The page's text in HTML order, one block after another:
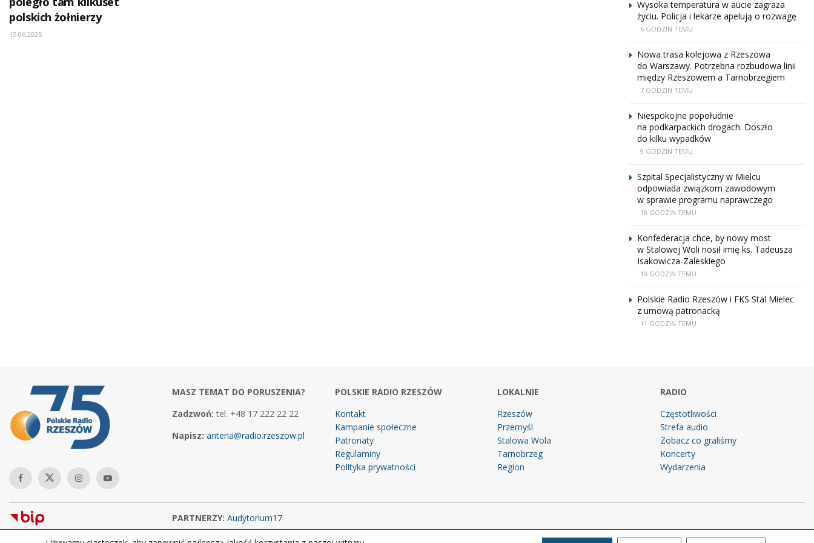
polskich żołnierzy
15.06.2025
Wysoka temperatura w aucie zagraża
życiu. Policja i lekarze apelują o rozwagę
6 GODZIN TEMU
Nowa trasa kolejowa z Rzeszowa
do Warszawy. Potrzebna rozbudowa linii
między Rzeszowem a Tarnobrzegiem
7 GODZIN TEMU
Niespokojne popołudnie
na podkarpackich drogach. Doszło
do kilku wypadków
9 GODZIN TEMU
Szpital Specjalistyczny w Mielcu
odpowiada związkom zawodowym
w sprawie programu naprawczego
10 GODZIN TEMU
Konfederacja chce, by nowy most
w Stalowej Woli nosił imię ks. Tadeusza
Isakowicza-Zaleskiego
10 GODZIN TEMU
Polskie Radio Rzeszów i FKS Stal Mielec
z umową patronacką
11 GODZIN TEMU
MASZ TEMAT DO PORUSZENIA?
Zadzwoń: tel. +48 17 222 22 22
Napisz: antena@radio.rzeszow.pl
POLSKIE RADIO RZESZÓW
Kontakt
Kampanie społeczne
Patronaty
Regulaminy
Polityka prywatności
LOKALNIE
Rzeszów
Przemyśl
Stalowa Wola
Tarnobrzeg
Region
RADIO
Częstotliwości
Strefa audio
Zobacz co graliśmy
Koncerty
Wydarzenia
PARTNERZY: Audytorium17